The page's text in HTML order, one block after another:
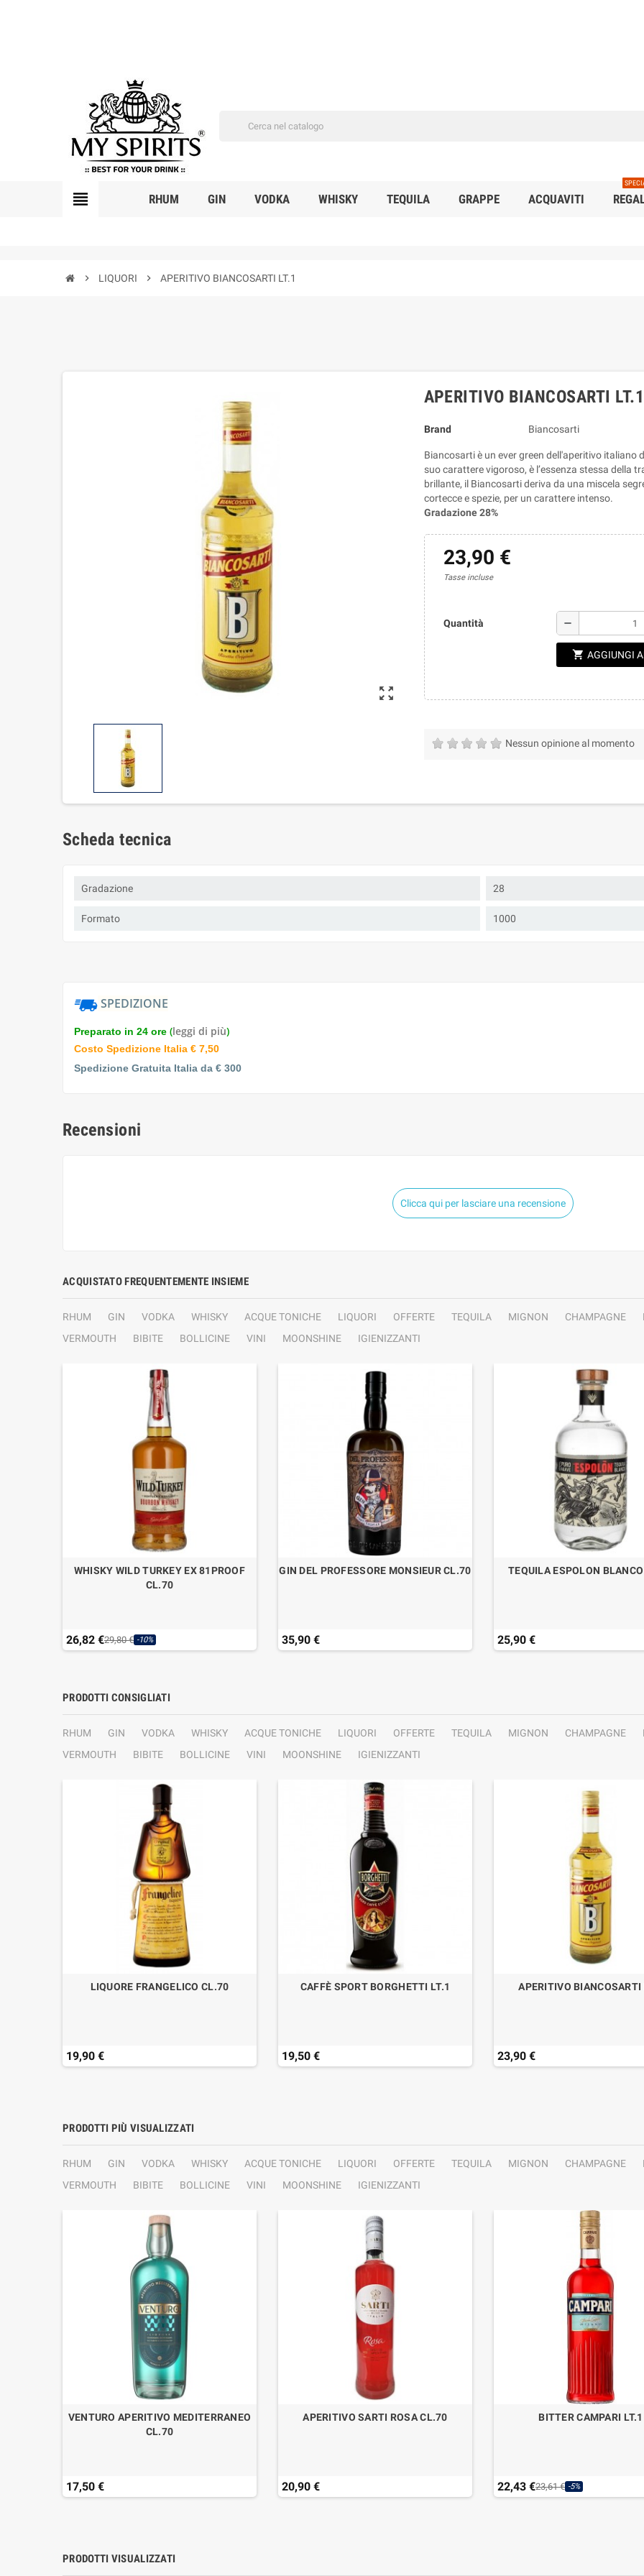
view_headline RHUM GIN VODKA WHISKY TEQUILA GRAPPE ACQUAVITI
chevron_right LIQUORI chevron_right APERITIVO BIANCOSARTI LT.1
zoom_out_map
APERITIVO BIANCOSARTI LT.1
Brand Biancosarti
Biancosarti è un ever green dell'aperitivo italiano
suo carattere vigoroso, è l’essenza stessa della
brillante, il Biancosarti deriva da una miscela
cortecce e spezie, per un carattere intenso.
Gradazione 28%
23,90 €
Tasse incluse
Quantità remove
shopping_cart AGGIUNGI
Nessun opinione al momento
Scheda tecnica
Gradazione 28
Formato 1000
SPEDIZIONE
Preparato in 24 ore (leggi di più)
Costo Spedizione Italia € 7,50
Spedizione Gratuita Italia da € 300
Recensioni
Clicca qui per lasciare una recensione
ACQUISTATO FREQUENTEMENTE INSIEME
RHUM GIN VODKA WHISKY ACQUE TONICHE LIQUORI OFFERTE TEQUILA MIGNON CHAMPAGNE
VERMOUTH
BIBITE BOLLICINE VINI MOONSHINE IGIENIZZANTI
WHISKY WILD TURKEY EX 81PROOF
CL.70
26,82 €29,80 € -10%
GIN DEL PROFESSORE MONSIEUR CL.70
35,90 €
TEQUILA ESPOLON
25,90 €
PRODOTTI CONSIGLIATI
RHUM GIN VODKA WHISKY ACQUE TONICHE LIQUORI OFFERTE TEQUILA MIGNON CHAMPAGNE
VERMOUTH
BIBITE BOLLICINE VINI MOONSHINE IGIENIZZANTI
LIQUORE FRANGELICO CL.70
19,90 €
CAFFÈ SPORT BORGHETTI LT.1
19,50 €
APERITIVO BIANCOSARTI
23,90 €
PRODOTTI PIÙ VISUALIZZATI
RHUM GIN VODKA WHISKY ACQUE TONICHE LIQUORI OFFERTE TEQUILA MIGNON CHAMPAGNE
VERMOUTH
BIBITE BOLLICINE VINI MOONSHINE IGIENIZZANTI
VENTURO APERITIVO MEDITERRANEO
CL.70
17,50 €
APERITIVO SARTI ROSA CL.70
20,90 €
BITTER CAMPARI LT.1
22,43 €23,61 € -5%
PRODOTTI VISUALIZZATI